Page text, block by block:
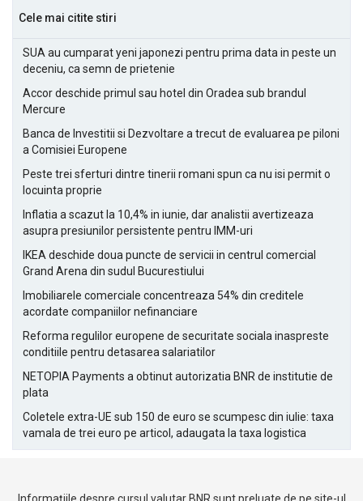
Cele mai citite stiri
SUA au cumparat yeni japonezi pentru prima data in peste un
deceniu, ca semn de prietenie
Accor deschide primul sau hotel din Oradea sub brandul
Mercure
Banca de Investitii si Dezvoltare a trecut de evaluarea pe piloni
a Comisiei Europene
Peste trei sferturi dintre tinerii romani spun ca nu isi permit o
locuinta proprie
Inflatia a scazut la 10,4% in iunie, dar analistii avertizeaza
asupra presiunilor persistente pentru IMM-uri
IKEA deschide doua puncte de servicii in centrul comercial
Grand Arena din sudul Bucurestiului
Imobiliarele comerciale concentreaza 54% din creditele
acordate companiilor nefinanciare
Reforma regulilor europene de securitate sociala inaspreste
conditiile pentru detasarea salariatilor
NETOPIA Payments a obtinut autorizatia BNR de institutie de
plata
Coletele extra-UE sub 150 de euro se scumpesc din iulie: taxa
vamala de trei euro pe articol, adaugata la taxa logistica